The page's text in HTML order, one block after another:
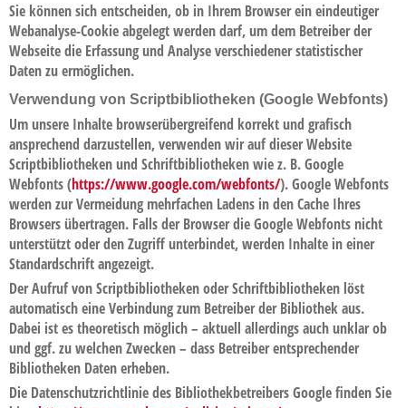
Sie können sich entscheiden, ob in Ihrem Browser ein eindeutiger
Webanalyse-Cookie abgelegt werden darf, um dem Betreiber der
Webseite die Erfassung und Analyse verschiedener statistischer
Daten zu ermöglichen.
Verwendung von Scriptbibliotheken (Google Webfonts)
Um unsere Inhalte browserübergreifend korrekt und grafisch
ansprechend darzustellen, verwenden wir auf dieser Website
Scriptbibliotheken und Schriftbibliotheken wie z. B. Google
Webfonts (https://www.google.com/webfonts/). Google Webfonts
werden zur Vermeidung mehrfachen Ladens in den Cache Ihres
Browsers übertragen. Falls der Browser die Google Webfonts nicht
unterstützt oder den Zugriff unterbindet, werden Inhalte in einer
Standardschrift angezeigt.
Der Aufruf von Scriptbibliotheken oder Schriftbibliotheken löst
automatisch eine Verbindung zum Betreiber der Bibliothek aus.
Dabei ist es theoretisch möglich – aktuell allerdings auch unklar ob
und ggf. zu welchen Zwecken – dass Betreiber entsprechender
Bibliotheken Daten erheben.
Die Datenschutzrichtlinie des Bibliothekbetreibers Google finden Sie